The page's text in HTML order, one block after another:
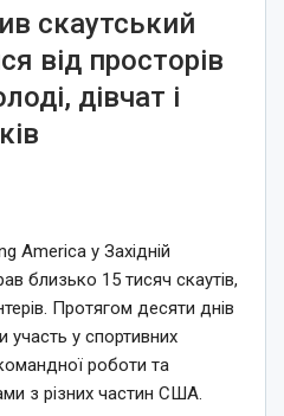
скаутський
від просторів
дівчат і
America у Західній
близько 15 тисяч скаутів,
Протягом десяти днів
участь у спортивних
роботи та
з різних частин США.